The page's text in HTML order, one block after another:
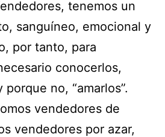
tenemos un
sanguíneo, emocional y
por tanto, para
conocerlos,
no, “amarlos”.
vendedores de
vendedores por azar,